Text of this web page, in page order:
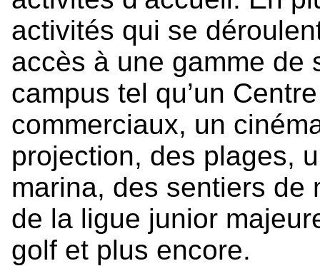
activités qui se
accès à une gamme de
campus tel qu’un
commerciaux, un
projection, des plages,
marina, des sentiers de
de la ligue junior
golf et plus encore.